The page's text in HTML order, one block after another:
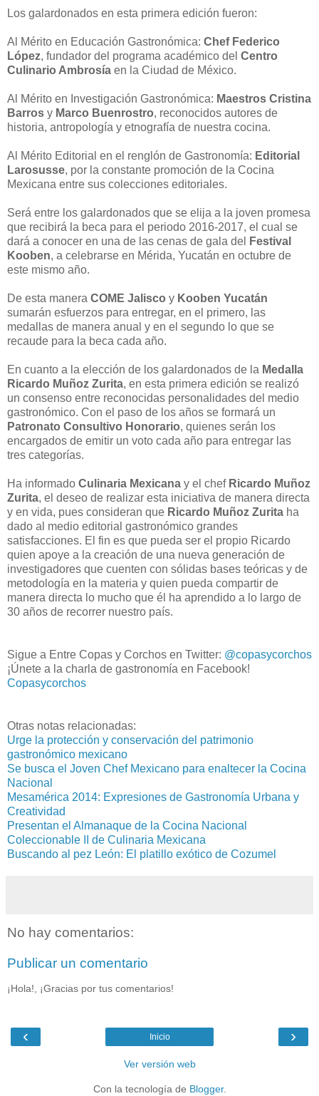
Los galardonados en esta primera edición fueron:
Al Mérito en Educación Gastronómica: Chef Federico
López, fundador del programa académico del Centro
Culinario Ambrosía en la Ciudad de México.
Al Mérito en Investigación Gastronómica: Maestros Cristina
Barros y Marco Buenrostro, reconocidos autores de
historia, antropología y etnografía de nuestra cocina.
Al Mérito Editorial en el renglón de Gastronomía: Editorial
Larosusse, por la constante promoción de la Cocina
Mexicana entre sus colecciones editoriales.
Será entre los galardonados que se elija a la joven promesa
que recibirá la beca para el periodo 2016-2017, el cual se
dará a conocer en una de las cenas de gala del
Festival
Kooben, a celebrarse en Mérida, Yucatán en octubre de
este mismo año.
De esta manera COME Jalisco y Kooben Yucatán
sumarán esfuerzos para entregar, en el primero, las
medallas de manera anual y en el segundo lo que se
recaude para la beca cada año.
En cuanto a la elección de los galardonados de la Medalla
Ricardo Muñoz Zurita, en esta primera edición se realizó
un consenso entre reconocidas personalidades del medio
gastronómico. Con el paso de los años se formará un
Patronato Consultivo Honorario, quienes serán los
encargados de emitir un voto cada año para entregar las
tres categorías.
Ha informado Culinaria Mexicana y el chef Ricardo Muñoz
Zurita, el deseo de realizar esta iniciativa de manera directa
y en vida, pues consideran que Ricardo Muñoz Zurita ha
dado al medio editorial gastronómico grandes
satisfacciones. El fin es que pueda ser el propio Ricardo
quien apoye a la creación de una nueva generación de
investigadores que cuenten con sólidas bases teóricas y de
metodología en la materia y quien pueda compartir de
manera directa lo mucho que él ha aprendido a lo largo de
30 años de recorrer nuestro país.
Sigue a Entre Copas y Corchos en Twitter: @copasycorchos
¡Únete a la charla de gastronomía en Facebook!
Copasycorchos
Otras notas relacionadas:
Urge la protección y conservación del patrimonio
gastronómico mexicano
Se busca el Joven Chef Mexicano para enaltecer la Cocina
Nacional
Mesamérica 2014: Expresiones de Gastronomía Urbana y
Creatividad
Presentan el Almanaque de la Cocina Nacional
Coleccionable II de Culinaria Mexicana
Buscando al pez León: El platillo exótico de Cozumel
No hay comentarios:
Publicar un comentario
¡Hola!, ¡Gracias por tus comentarios!
‹ ›
Inicio
Ver versión web
Con la tecnología de Blogger.